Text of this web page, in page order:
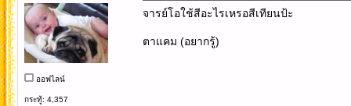
ออฟไลน์
กระทู้: 4,357
จารย์โอใช้สีอะไรเหรอสีเทียนป้ะ
ตาแคม (อยากรู้)